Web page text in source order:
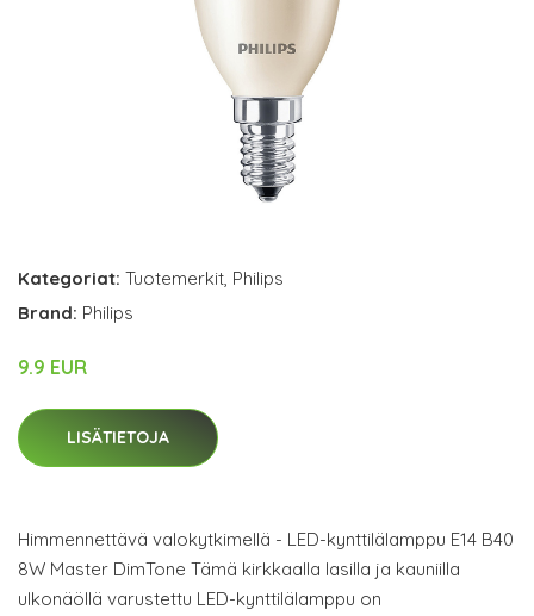
Kategoriat: Tuotemerkit, Philips
Brand: Philips
9.9 EUR
LISÄTIETOJA
Himmennettävä valokytkimellä - LED-kynttilälamppu E14 B40
8W Master DimTone Tämä kirkkaalla lasilla ja kauniilla
ulkonäöllä varustettu LED-kynttilälamppu on